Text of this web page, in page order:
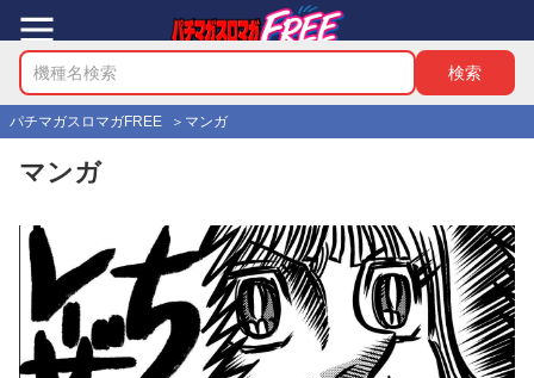
パチマガスロマガFREE マンガ
マンガ